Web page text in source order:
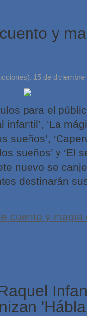
y
15 de
para el
infantil’, ‘La
sueños’,
sueños’ y ‘El
nuevo se
destinarán
cuento y magia